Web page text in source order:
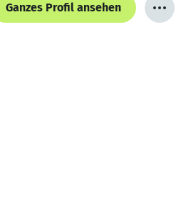
Ganzes Profil ansehen